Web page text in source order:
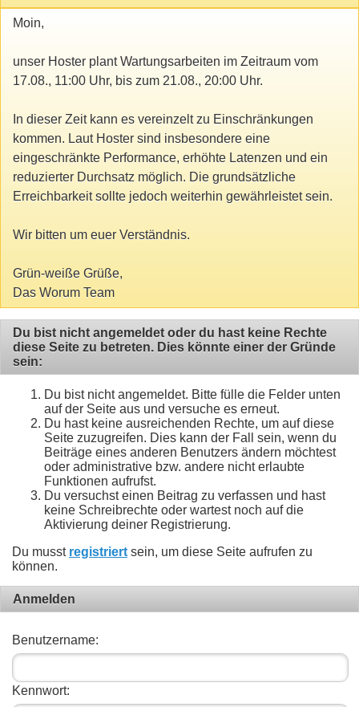
Moin,
unser Hoster plant Wartungsarbeiten im Zeitraum vom
17.08., 11:00 Uhr, bis zum 21.08., 20:00 Uhr.
In dieser Zeit kann es vereinzelt zu Einschränkungen
kommen. Laut Hoster sind insbesondere eine
eingeschränkte Performance, erhöhte Latenzen und ein
reduzierter Durchsatz möglich. Die grundsätzliche
Erreichbarkeit sollte jedoch weiterhin gewährleistet sein.
Wir bitten um euer Verständnis.
Grün-weiße Grüße,
Das Worum Team
Du bist nicht angemeldet oder du hast keine Rechte
diese Seite zu betreten. Dies könnte einer der Gründe
sein:
Du bist nicht angemeldet. Bitte fülle die Felder unten
auf der Seite aus und versuche es erneut.
Du hast keine ausreichenden Rechte, um auf diese
Seite zuzugreifen. Dies kann der Fall sein, wenn du
Beiträge eines anderen Benutzers ändern möchtest
oder administrative bzw. andere nicht erlaubte
Funktionen aufrufst.
Du versuchst einen Beitrag zu verfassen und hast
keine Schreibrechte oder wartest noch auf die
Aktivierung deiner Registrierung.
Du musst registriert sein, um diese Seite aufrufen zu
können.
Anmelden
Benutzername:
Kennwort: